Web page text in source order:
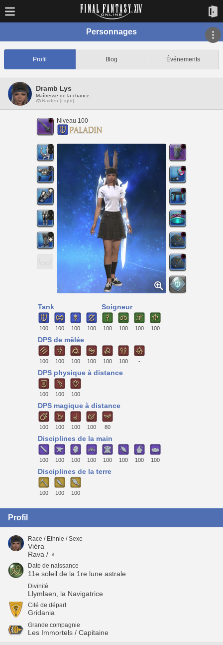
Personnages
Profil Blog Événements
Dramb Lys
Maîtresse de la chance
Raiden [Light]
Niveau 100
Tank
100 100 100 100
Soigneur
100 100 100 100
DPS de mêlée
100 100 100 100 100 100 -
DPS physique à distance
100 100 100
DPS magique à distance
100 100 100 100 80
Disciplines de la main
100 100 100 100 100 100 100 100
Disciplines de la terre
100 100 100
Profil
Race / Ethnie / Sexe
Viéra
Rava / ♀
Date de naissance
11e soleil de la 1re lune astrale
Divinité
Llymlaen, la Navigatrice
Cité de départ
Gridania
Grande compagnie
Les Immortels / Capitaine